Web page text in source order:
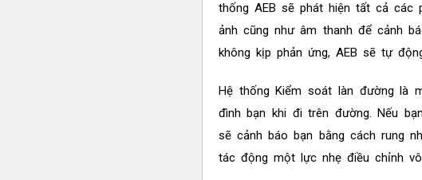
thống AEB sẽ phát hiện tất cả các
ảnh cũng như âm thanh để cảnh
không kịp phản ứng, AEB sẽ tự
Hệ thống Kiểm soát làn đường là
đình bạn khi đi trên đường. Nếu
sẽ cảnh báo bạn bằng cách rung
tác động một lực nhẹ điều chỉnh